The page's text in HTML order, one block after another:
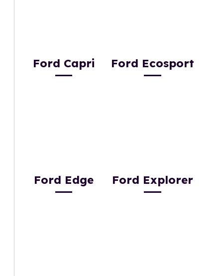
Ford Capri Ford Ecosport
Ford Edge Ford Explorer